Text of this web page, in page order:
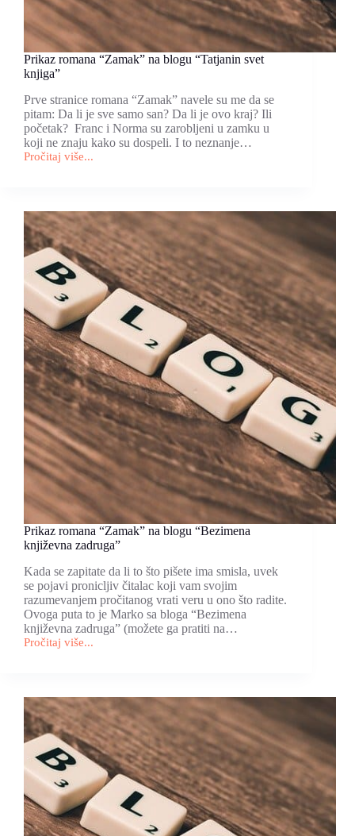
Prikaz romana “Zamak” na blogu “Tatjanin svet
knjiga”
Prve stranice romana “Zamak” navele su me da se
pitam: Da li je sve samo san? Da li je ovo kraj? Ili
početak? Franc i Norma su zarobljeni u zamku u
koji ne znaju kako su dospeli. I to neznanje…
Pročitaj više...
Prikaz
blogu
“Tatjanin
svet
knjiga”
Prikaz romana “Zamak” na blogu “Bezimena
književna zadruga”
Kada se zapitate da li to što pišete ima smisla, uvek
se pojavi pronicljiv čitalac koji vam svojim
razumevanjem pročitanog vrati veru u ono što radite.
Ovoga puta to je Marko sa bloga “Bezimena
književna zadruga” (možete ga pratiti na…
Pročitaj više...
Prikaz
blogu
“Bezimena
književna
zadruga”